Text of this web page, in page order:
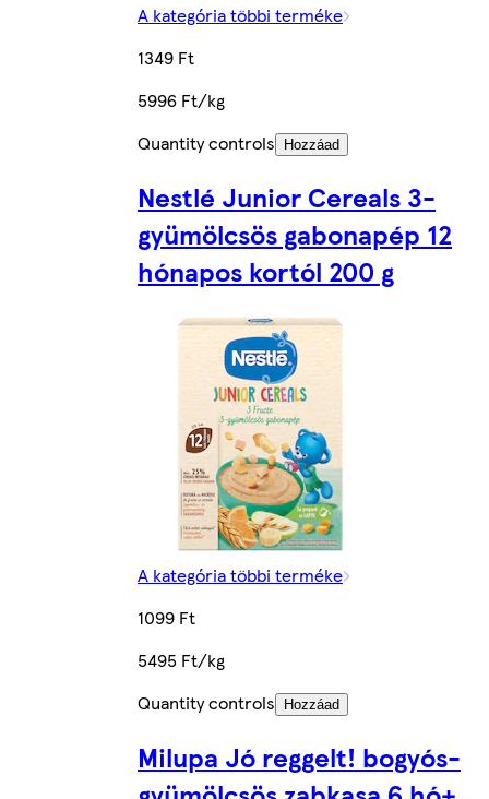
A kategória többi terméke
1349 Ft
5996 Ft/kg
Quantity controls
Hozzáad
Nestlé Junior Cereals 3-
gyümölcsös gabonapép 12
hónapos kortól 200 g
A kategória többi terméke
1099 Ft
5495 Ft/kg
Quantity controls
Hozzáad
Milupa Jó reggelt! bogyós-